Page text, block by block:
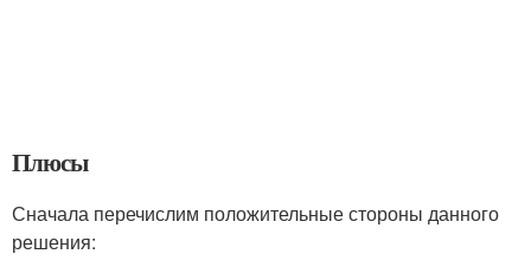
Плюсы
Сначала перечислим положительные стороны данного
решения: